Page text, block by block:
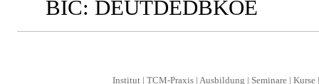
BIC: DEUTDEDBKOE
Institut| TCM-Praxis| Ausbildung | Seminare| Kurse